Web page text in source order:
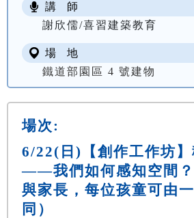
講 師
謝欣儒/喜習建築教育
場 地
鐵道部園區 4 號建物
場次:
6/22(日)【創作工作坊
——我們如何感知空間
與家長，每位孩童可由
同）